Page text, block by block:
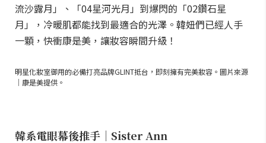
流沙露月」、「04星河光月」到爆閃的「02鑽石星
月」，冷暖肌都能找到最適合的光澤。韓妞們已經人手
一顆，快衝康是美，讓妝容瞬間升級！
明星化妝室御用的必備打亮品牌GLINT抵台，即刻擁有完美妝容。圖片來源
｜康是美提供。
韓系電眼幕後推手｜Sister Ann